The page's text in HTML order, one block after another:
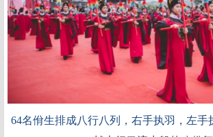
64名佾生排成八行八列，右手执羽，左手